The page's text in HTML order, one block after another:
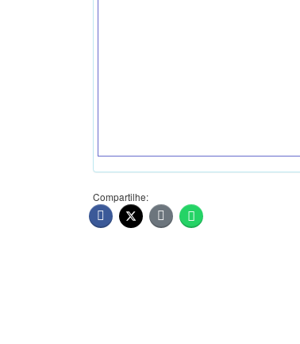
Compartilhe: